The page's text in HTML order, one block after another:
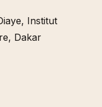
Institut
Dakar